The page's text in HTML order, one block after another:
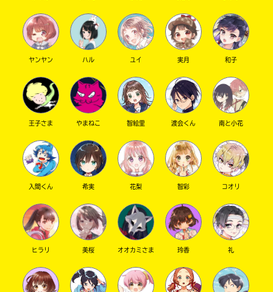
ただ、ちょっと困ったことに、本づくりと、み
んなの投稿を掲載するのと、両方にだんだん手
元が追いつかなくなってきました。ごめんなさ
い！
そこでみんなに相談です。お友達への呼びかけ
はできるだけ、ひとつの投稿にまとめてもらえ
ないでしょうか？
絵にしてくれるとうれしいです！
「オリジナルキャラクターOK」って書いてある
けれど、キミノベル作品から想像したキャラク
いから、しばらくしたら消しちゃうね。
みんなのコメントやイラストはこれからもたく
さん見たいし、編集部もがんばるから、ちょっ
とだけ協力してね。よろしくお願いします！
編集部への温かいメッセージも、うれしく読ん
でいます！ ありがとう！
ヤンヤン ハル ユイ 実月 和子
王子さま やまねこ 智絵里 渡会くん 南と小花
入間くん 希実 花梨 智彩 コオリ
ヒラリ 美桜 オオカミさま 玲香 礼
い
い
の
で、
度
て
み
戻
る